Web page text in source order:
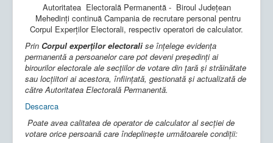
Autoritatea Electorală Permanentă - Biroul Judeţean
Mehedinţi continuă Campania de recrutare personal pentru
Corpul Experților Electorali, respectiv operatori de calculator.
Prin Corpul experților electorali se înțelege evidența
permanentă a persoanelor care pot deveni președinți ai
birourilor electorale ale secțiilor de votare din țară și străinătate
sau locțiitori ai acestora, înființată, gestionată și actualizată de
către Autoritatea Electorală Permanentă.
Descarca
Poate avea calitatea de operator de calculator al secției de
votare orice persoană care îndeplinește următoarele condiții: